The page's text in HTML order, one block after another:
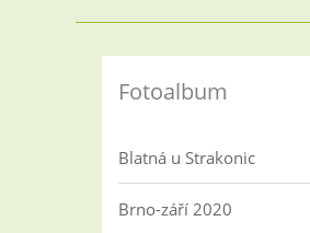
Fotoalbum
Blatná u Strakonic
Brno-září 2020